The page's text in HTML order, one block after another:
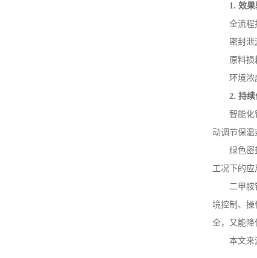
1.效果
全流程
密封泄
原料损
环境浓
2.持续
智能化
动调节保温
绿色密
工况下的应
二甲
境控制、操
全，又能降
本文来